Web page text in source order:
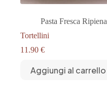
Pasta Fresca Ripiena
Tortellini
11.90 €
Aggiungi al carrello